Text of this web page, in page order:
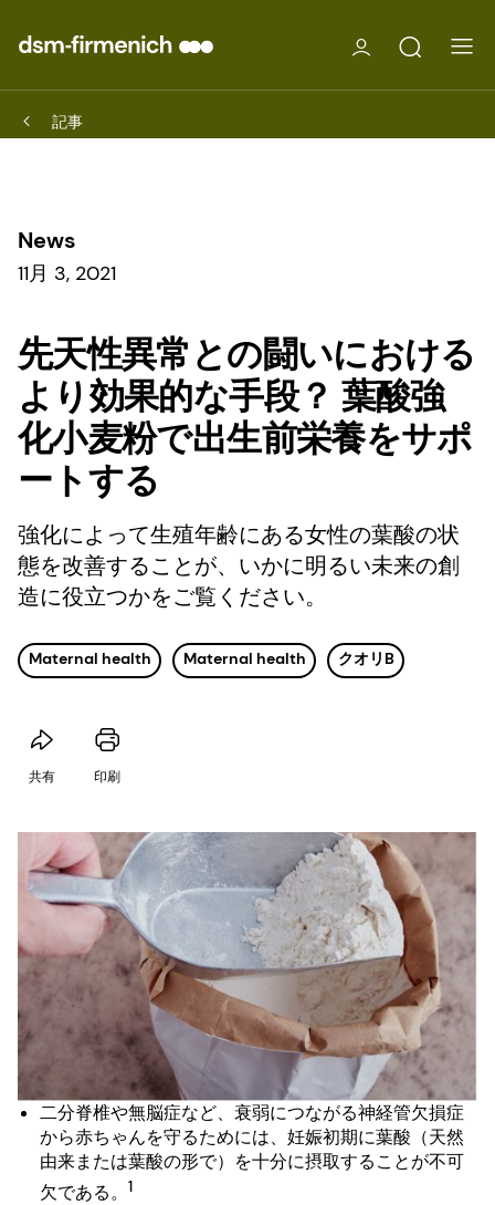
記事
News
11月 3, 2021
先天性異常との闘いにおける
より効果的な手段？ 葉酸強
化小麦粉で出生前栄養をサポ
ートする
強化によって生殖年齢にある女性の葉酸の状
態を改善することが、いかに明るい未来の創
造に役立つかをご覧ください。
Maternal health Maternal health クオリB
共有 印刷
二分脊椎や無脳症など、衰弱につながる神経管欠損症
から赤ちゃんを守るためには、妊娠初期に葉酸（天然
由来または葉酸の形で）を十分に摂取することが不可
欠である。
1